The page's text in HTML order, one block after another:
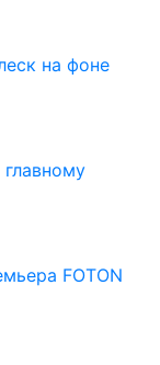
на фоне
FOTON